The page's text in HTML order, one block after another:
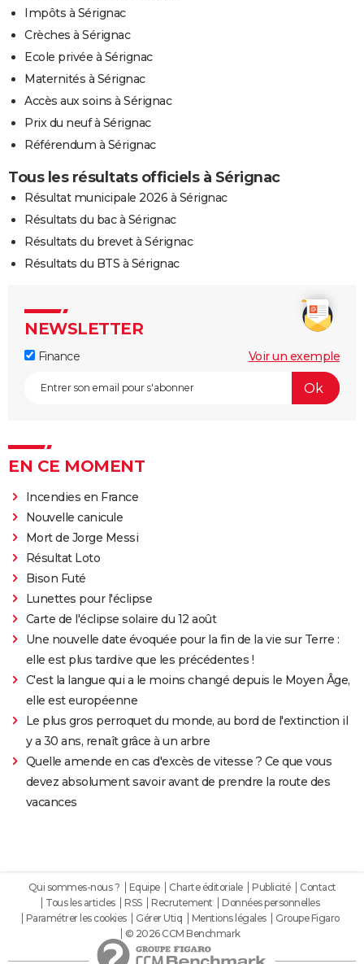
Impôts à Sérignac
Crèches à Sérignac
Ecole privée à Sérignac
Maternités à Sérignac
Accès aux soins à Sérignac
Prix du neuf à Sérignac
Référendum à Sérignac
Tous les résultats officiels à Sérignac
Résultat municipale 2026 à Sérignac
Résultats du bac à Sérignac
Résultats du brevet à Sérignac
Résultats du BTS à Sérignac
NEWSLETTER
Finance Voir un exemple
EN CE MOMENT
Incendies en France
Nouvelle canicule
Mort de Jorge Messi
Résultat Loto
Bison Futé
Lunettes pour l'éclipse
Carte de l'éclipse solaire du 12 août
Une nouvelle date évoquée pour la fin de la vie sur Terre :
elle est plus tardive que les précédentes !
C'est la langue qui a le moins changé depuis le Moyen Âge,
elle est européenne
Le plus gros perroquet du monde, au bord de l'extinction il
y a 30 ans, renaît grâce à un arbre
Quelle amende en cas d'excès de vitesse ? Ce que vous
devez absolument savoir avant de prendre la route des
vacances
Qui sommes-nous ? Equipe Charte éditoriale Publicité
Contact
Tous les articles
RSS Recrutement
Données personnelles
Paramétrer les cookies
Gérer Utiq Mentions légales
Groupe Figaro
© 2026 CCM Benchmark